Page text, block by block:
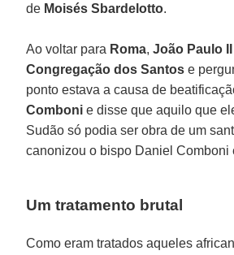
de Moisés Sbardelotto.
Ao voltar para Roma,João Paulo II
Congregação dos Santos e
ponto estava a causa de
Comboni e disse que aquilo que
Sudão só podia ser obra de um
canonizou o bispo Daniel Comboni
Um tratamento brutal
Como eram tratados aqueles